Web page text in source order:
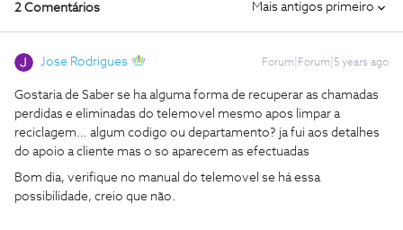
2 Comentários Mais antigos primeiro
Jose Rodrigues Forum|Forum|5 years ago
Gostaria de Saber se ha alguma forma de recuperar as chamadas
perdidas e eliminadas do telemovel mesmo apos limpar a
reciclagem… algum codigo ou departamento? ja fui aos detalhes
do apoio a cliente mas o so aparecem as efectuadas
Bom dia, verifique no manual do telemovel se há essa
possibilidade, creio que não.